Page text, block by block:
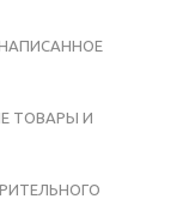
ТОВАРЫ И